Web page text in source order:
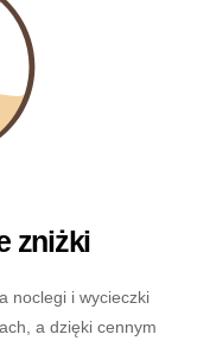
zniżki
noclegi i wycieczki
a dzięki cennym